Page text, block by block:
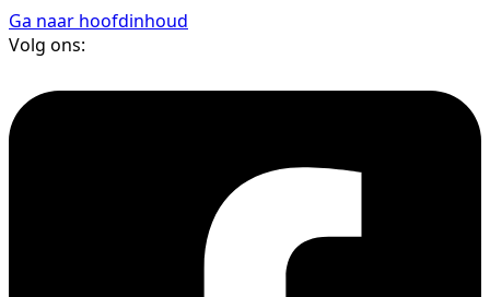
Ga naar hoofdinhoud
Volg ons: